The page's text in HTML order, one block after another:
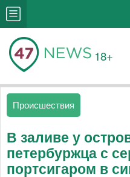
18+
Происшествия
В заливе у
петербуржца с
портсигаром в